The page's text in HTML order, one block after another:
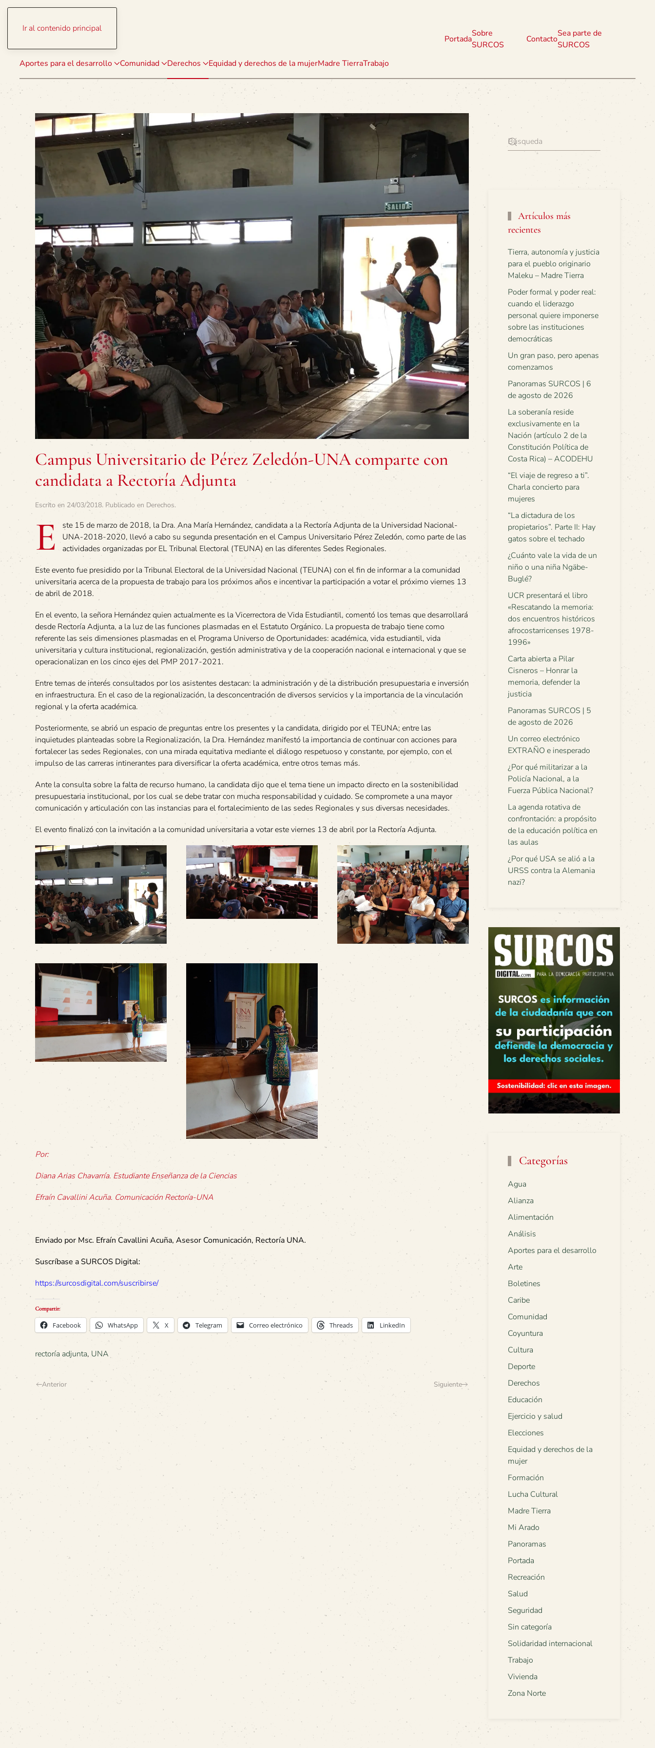
Ir al contenido principal
Aportes para el desarrollo Comunidad Derechos Equidad y derechos de la mujerMadre TierraTrabajo
Portada
Sobre
SURCOS
Contacto
Sea parte de
SURCOS
Campus Universitario de Pérez Zeledón-UNA comparte con
candidata a Rectoría Adjunta
Escrito en 24/03/2018. Publicado en Derechos.
E
ste 15 de marzo de 2018, la Dra. Ana María Hernández, candidata a la Rectoría Adjunta de la Universidad Nacional-
UNA-2018-2020, llevó a cabo su segunda presentación en el Campus Universitario Pérez Zeledón, como parte de las
actividades organizadas por EL Tribunal Electoral (TEUNA) en las diferentes Sedes Regionales.
Este evento fue presidido por la Tribunal Electoral de la Universidad Nacional (TEUNA) con el fin de informar a la comunidad
universitaria acerca de la propuesta de trabajo para los próximos años e incentivar la participación a votar el próximo viernes 13
de abril de 2018.
En el evento, la señora Hernández quien actualmente es la Vicerrectora de Vida Estudiantil, comentó los temas que desarrollará
desde Rectoría Adjunta, a la luz de las funciones plasmadas en el Estatuto Orgánico. La propuesta de trabajo tiene como
referente las seis dimensiones plasmadas en el Programa Universo de Oportunidades: académica, vida estudiantil, vida
universitaria y cultura institucional, regionalización, gestión administrativa y de la cooperación nacional e internacional y que se
operacionalizan en los cinco ejes del PMP 2017-2021.
Entre temas de interés consultados por los asistentes destacan: la administración y de la distribución presupuestaria e inversión
en infraestructura. En el caso de la regionalización, la desconcentración de diversos servicios y la importancia de la vinculación
regional y la oferta académica.
Posteriormente, se abrió un espacio de preguntas entre los presentes y la candidata, dirigido por el TEUNA; entre las
inquietudes planteadas sobre la Regionalización, la Dra. Hernández manifestó la importancia de continuar con acciones para
fortalecer las sedes Regionales, con una mirada equitativa mediante el diálogo respetuoso y constante, por ejemplo, con el
impulso de las carreras intinerantes para diversificar la oferta académica, entre otros temas más.
Ante la consulta sobre la falta de recurso humano, la candidata dijo que el tema tiene un impacto directo en la sostenibilidad
presupuestaria institucional, por los cual se debe tratar con mucha responsabilidad y cuidado. Se compromete a una mayor
comunicación y articulación con las instancias para el fortalecimiento de las sedes Regionales y sus diversas necesidades.
El evento finalizó con la invitación a la comunidad universitaria a votar este viernes 13 de abril por la Rectoría Adjunta.
Por:
Diana Arias Chavarría. Estudiante Enseñanza de la Ciencias
Efraín Cavallini Acuña. Comunicación Rectoría-UNA
Enviado por Msc. Efraín Cavallini Acuña, Asesor Comunicación, Rectoría UNA.
Suscríbase a SURCOS Digital:
https://surcosdigital.com/suscribirse/
Compartir:
Facebook WhatsApp X Telegram Correo electrónico Threads LinkedIn
rectoría adjunta, UNA
Anterior Siguiente
Artículos más
recientes
Tierra, autonomía y justicia
para el pueblo originario
Maleku – Madre Tierra
Poder formal y poder real:
cuando el liderazgo
personal quiere imponerse
sobre las instituciones
democráticas
Un gran paso, pero apenas
comenzamos
Panoramas SURCOS | 6
de agosto de 2026
La soberanía reside
exclusivamente en la
Nación (artículo 2 de la
Constitución Política de
Costa Rica) – ACODEHU
“El viaje de regreso a ti”.
Charla concierto para
mujeres
“La dictadura de los
propietarios”. Parte II: Hay
gatos sobre el techado
¿Cuánto vale la vida de un
niño o una niña Ngäbe-
Buglé?
UCR presentará el libro
«Rescatando la memoria:
dos encuentros históricos
afrocostarricenses 1978-
1996»
Carta abierta a Pilar
Cisneros – Honrar la
memoria, defender la
justicia
Panoramas SURCOS | 5
de agosto de 2026
Un correo electrónico
EXTRAÑO e inesperado
¿Por qué militarizar a la
Policía Nacional, a la
Fuerza Pública Nacional?
La agenda rotativa de
confrontación: a propósito
de la educación política en
las aulas
¿Por qué USA se alió a la
URSS contra la Alemania
nazi?
Categorías
Agua
Alianza
Alimentación
Análisis
Aportes para el desarrollo
Arte
Boletines
Caribe
Comunidad
Coyuntura
Cultura
Deporte
Derechos
Educación
Ejercicio y salud
Elecciones
Equidad y derechos de la
mujer
Formación
Lucha Cultural
Madre Tierra
Mi Arado
Panoramas
Portada
Recreación
Salud
Seguridad
Sin categoría
Solidaridad internacional
Trabajo
Vivienda
Zona Norte